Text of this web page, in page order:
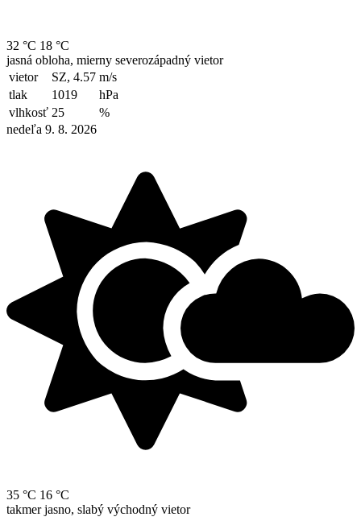
32 °C 18 °C
jasná obloha, mierny severozápadný vietor
vietor
SZ, 4.57 m/s
tlak
1019
hPa
vlhkosť 25
%
nedeľa 9. 8. 2026
35 °C 16 °C
takmer jasno, slabý východný vietor